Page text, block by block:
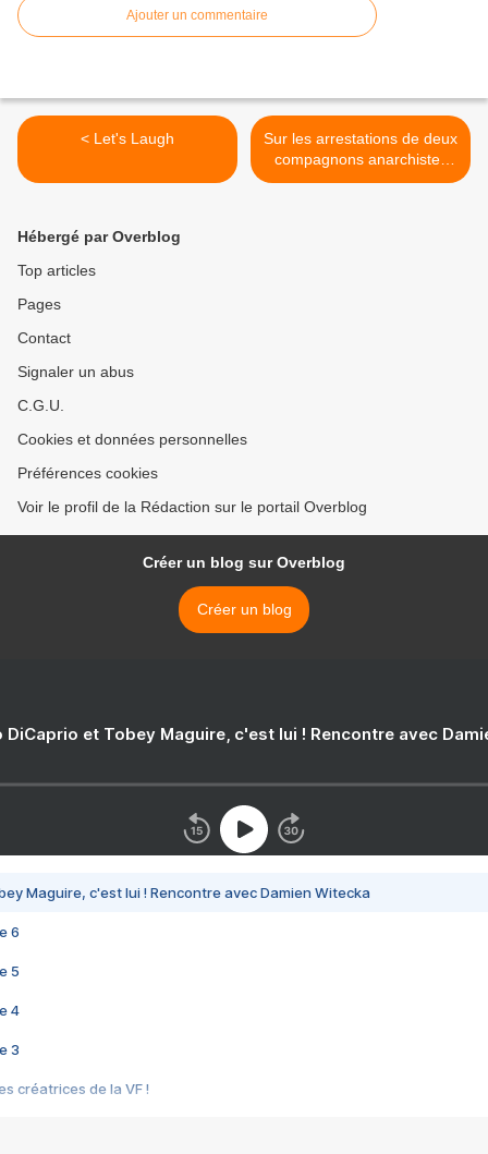
Ajouter un commentaire
< Let's Laugh
Sur les arrestations de deux
compagnons anarchistes
en Italie >
Hébergé par Overblog
Top articles
Pages
Contact
Signaler un abus
C.G.U.
Cookies et données personnelles
Préférences cookies
Voir le profil de la Rédaction sur le portail Overblog
Créer un blog sur Overblog
Créer un blog
DiCaprio et Tobey Maguire, c'est lui ! Rencontre avec
Maguire, c'est lui ! Rencontre avec Damien Witecka
6
5
4
3
créatrices de la VF !